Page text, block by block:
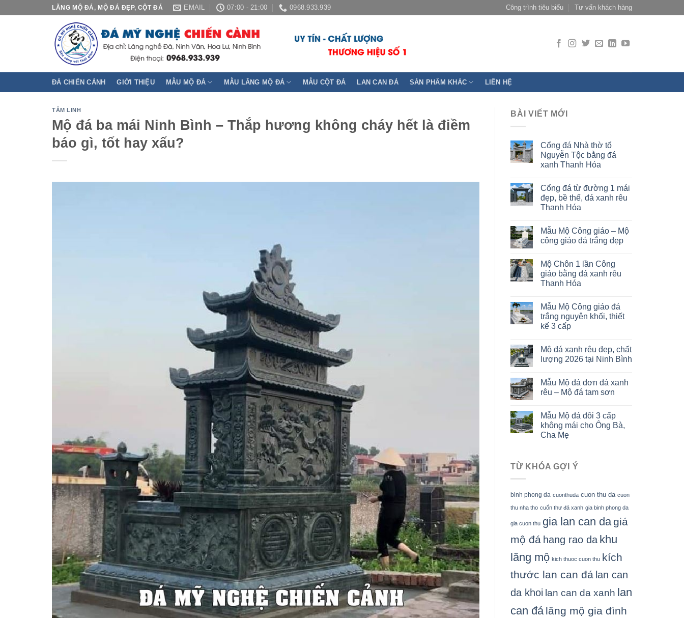
LĂNG MỘ ĐÁ, MỘ ĐÁ ĐẸP, CỘT ĐÁ EMAIL 07:00 - 21:00 0968.933.939 Công trình tiêu biểu Tư vấn khách hàng
ĐÁ CHIẾN CẢNH GIỚI THIỆU MẪU MỘ ĐÁ MẪU LĂNG MỘ ĐÁ MẪU CỘT ĐÁ LAN CAN ĐÁ SẢN PHẨM KHÁC LIÊN HỆ
TÂM LINH
Mộ đá ba mái Ninh Bình – Thắp hương không cháy hết là điềm
báo gì, tốt hay xấu?
BÀI VIẾT MỚI
Cổng đá Nhà thờ tổ
Nguyễn Tộc bằng đá
xanh Thanh Hóa
Cổng đá từ đường 1 mái
đẹp, bề thế, đá xanh rêu
Thanh Hóa
Mẫu Mộ Công giáo – Mộ
công giáo đá trắng đẹp
Mộ Chôn 1 lần Công
giáo bằng đá xanh rêu
Thanh Hóa
Mẫu Mộ Công giáo đá
trắng nguyên khối, thiết
kế 3 cấp
Mộ đá xanh rêu đẹp, chất
lượng 2026 tại Ninh Bình
Mẫu Mộ đá đơn đá xanh
rêu – Mộ đá tam sơn
Mẫu Mộ đá đôi 3 cấp
không mái cho Ông Bà,
Cha Mẹ
TỪ KHÓA GỢI Ý
binh phong da cuonthuda cuon thu da cuon
thu nha tho cuốn thư đá xanh gia binh phong da
gia cuon thu gia lan can dagiá
mộ đá hang rao da khu
lăng mộ kich thuoc cuon thu kích
thước lan can đá lan can
da khoi lan can da xanh lan
can đá lăng mộ gia đình